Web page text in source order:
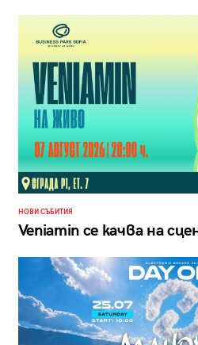
НОВИ СЪБИТИЯ
Veniamin се качва на